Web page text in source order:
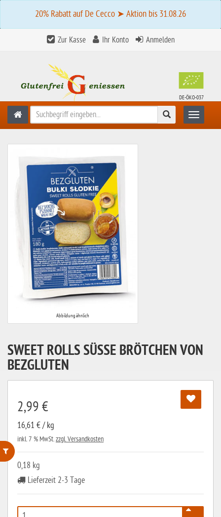
ohne Weizenstärke
ohne Hefe
20% Rabatt auf De Cecco ➤ Aktion bis 31.08.26
Zur Kasse Ihr Konto Anmelden
DE-ÖKO-037
Suchen Toggle
Abbildung ähnlich
SWEET ROLLS SÜSSE BRÖTCHEN VON B
EZGLUTEN
2,99 €
16,61 € / kg
inkl. 7 % MwSt.zzgl. Versandkosten
0,18 kg
Lieferzeit 2-3 Tage